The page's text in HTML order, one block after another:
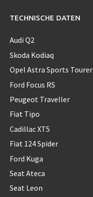
TECHNISCHE DATEN
Audi Q2
Skoda Kodiaq
Opel Astra Sports Tourer
Ford Focus RS
Peugeot Traveller
Fiat Tipo
Cadillac XT5
Fiat 124 Spider
Ford Kuga
Seat Ateca
Seat Leon